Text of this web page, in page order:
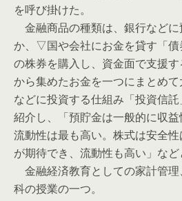
を呼び掛けた。
金融商品の種類は、銀行など
か、▽国や会社にお金を貸す「
の株券を購入し、資金面で支援
から集めたお金を一つにまとめ
などに投資する仕組み「投資信
紹介し、「預貯金は一般的に収
流動性は最も高い。株式は安全
が期待でき、流動性も高い」など
金融経済教育としての家計管
科の授業の一つ。